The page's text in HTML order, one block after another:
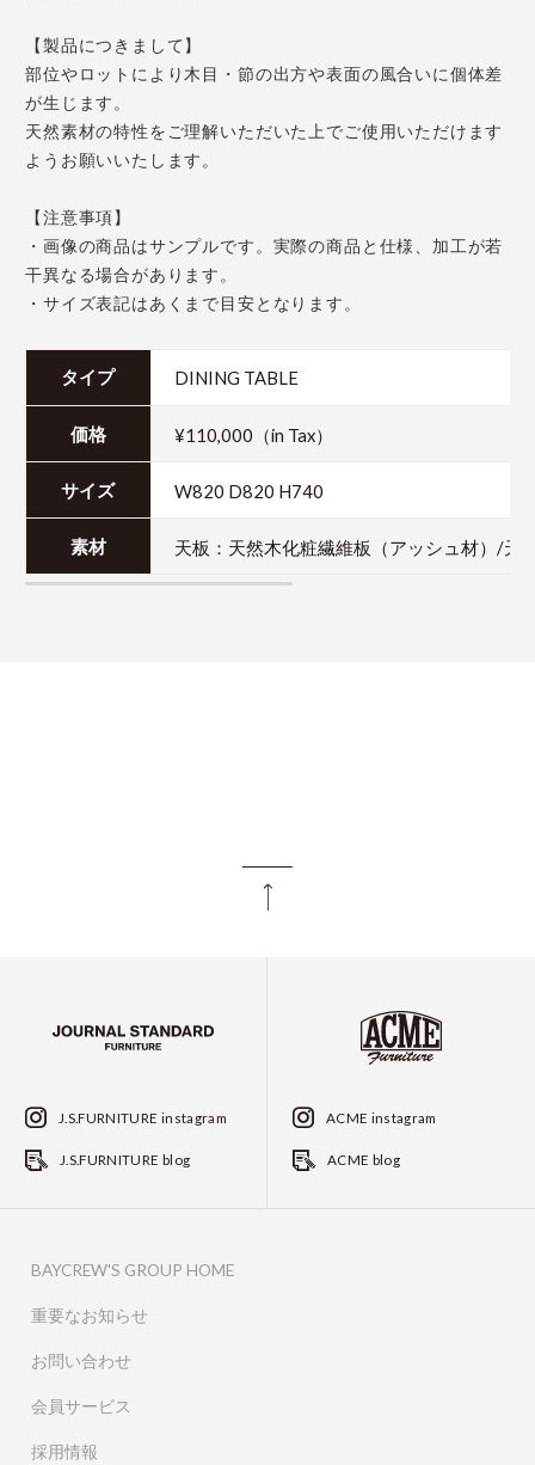
【製品につきまして】
部位やロットにより木目・節の出方や表面の風合いに個体差
が生じます。
天然素材の特性をご理解いただいた上でご使用いただけます
ようお願いいたします。
【注意事項】
・画像の商品はサンプルです。実際の商品と仕様、加工が若
干異なる場合があります。
・サイズ表記はあくまで目安となります。
タイプ DINING TABLE
価格 ¥110,000（in Tax）
サイズ W820 D820 H740
素材 天板：天然木化粧繊維板（アッシュ材）/天
J.S.FURNITURE instagram
J.S.FURNITURE blog
ACME instagram
ACME blog
BAYCREW'S GROUP HOME
重要なお知らせ
お問い合わせ
会員サービス
採用情報